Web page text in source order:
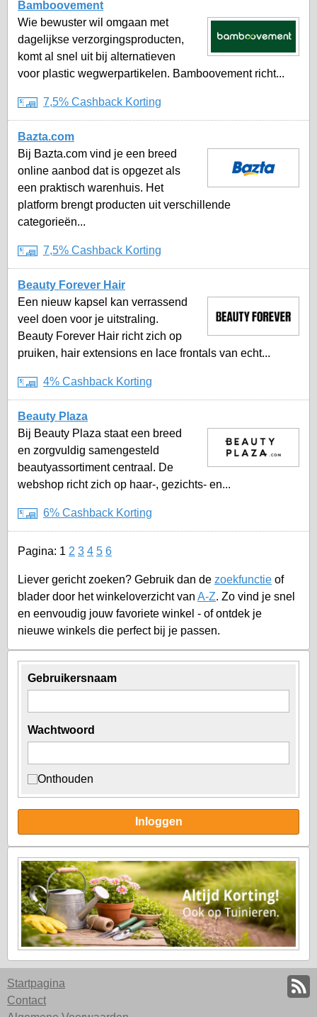
Gebruikersnaam
Wachtwoord
Onthouden
Inloggen
Bamboovement
Wie bewuster wil omgaan met
dagelijkse verzorgingsproducten,
komt al snel uit bij alternatieven
voor plastic wegwerpartikelen. Bamboovement richt...
7,5% Cashback Korting
Bazta.com
Bij Bazta.com vind je een breed
online aanbod dat is opgezet als
een praktisch warenhuis. Het
platform brengt producten uit verschillende
categorieën...
7,5% Cashback Korting
Beauty Forever Hair
Een nieuw kapsel kan verrassend
veel doen voor je uitstraling.
Beauty Forever Hair richt zich op
pruiken, hair extensions en lace frontals van echt...
4% Cashback Korting
Beauty Plaza
Bij Beauty Plaza staat een breed
en zorgvuldig samengesteld
beautyassortiment centraal. De
webshop richt zich op haar-, gezichts- en...
6% Cashback Korting
Pagina: 1 2 3 4 5 6
Liever gericht zoeken? Gebruik dan de zoekfunctie of
blader door het winkeloverzicht van A-Z. Zo vind je snel
en eenvoudig jouw favoriete winkel - of ontdek je
nieuwe winkels die perfect bij je passen.
Startpagina
Contact